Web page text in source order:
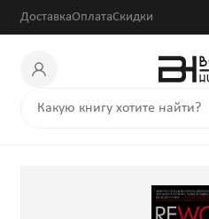
ДоставкаОплатаСкидки